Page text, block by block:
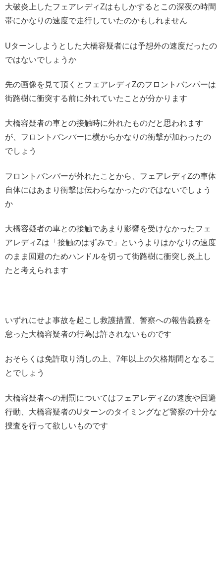
大破炎上したフェアレディZはもしかするとこの深夜の時間
帯にかなりの速度で走行していたのかもしれません
Uターンしようとした大橋容疑者には予想外の速度だったの
ではないでしょうか
先の画像を見て頂くとフェアレディZのフロントバンパーは
街路樹に衝突する前に外れていたことが分かります
大橋容疑者の車との接触時に外れたものだと思われます
が、フロントバンパーに横からかなりの衝撃が加わったの
でしょう
フロントバンパーが外れたことから、フェアレディZの車体
自体にはあまり衝撃は伝わらなかったのではないでしょう
か
大橋容疑者の車との接触であまり影響を受けなかったフェ
アレディZは「接触のはずみで」というよりはかなりの速度
のまま回避のためハンドルを切って街路樹に衝突し炎上し
たと考えられます
いずれにせよ事故を起こし救護措置、警察への報告義務を
怠った大橋容疑者の行為は許されないものです
おそらくは免許取り消しの上、7年以上の欠格期間となるこ
とでしょう
大橋容疑者への刑罰についてはフェアレディZの速度や回避
行動、大橋容疑者のUターンのタイミングなど警察の十分な
捜査を行って欲しいものです